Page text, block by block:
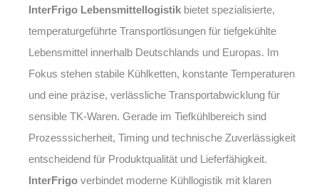
InterFrigo Lebensmittellogistik bietet spezialisierte,
temperaturgeführte Transportlösungen für tiefgekühlte
Lebensmittel innerhalb Deutschlands und Europas. Im
Fokus stehen stabile Kühlketten, konstante Temperaturen
und eine präzise, verlässliche Transportabwicklung für
sensible TK-Waren. Gerade im Tiefkühlbereich sind
Prozesssicherheit, Timing und technische Zuverlässigkeit
entscheidend für Produktqualität und Lieferfähigkeit.
InterFrigo verbindet moderne Kühllogistik mit klaren